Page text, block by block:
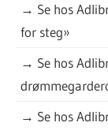
→ Se hos
for steg»
→ Se hos
→ Se hos